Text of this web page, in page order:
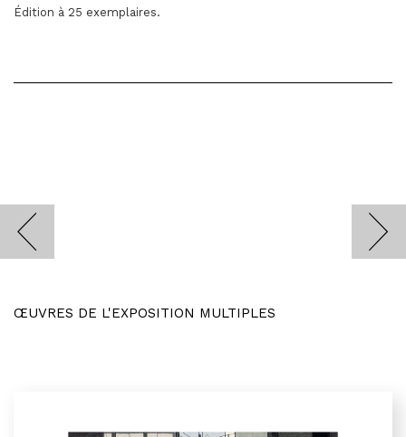
Édition à 25 exemplaires.
ŒUVRES DE L'EXPOSITION MULTIPLES